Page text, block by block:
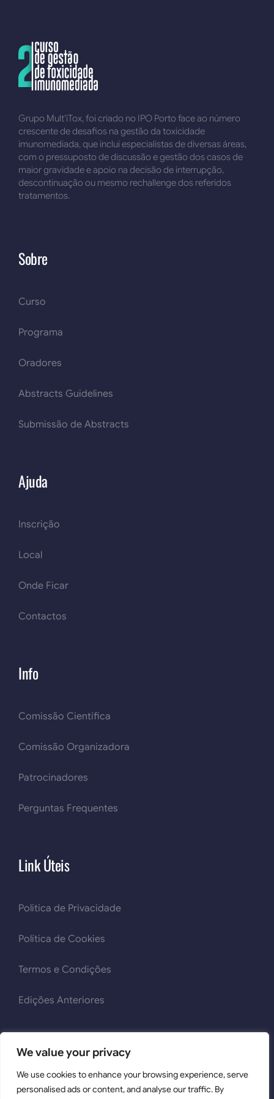
We value your privacy
We use cookies to enhance your browsing experience, serve
personalised ads or content, and analyse our traffic. By
Grupo Mult’iTox, foi criado no IPO Porto face ao número
crescente de desafios na gestão da toxicidade
imunomediada, que inclui especialistas de diversas áreas,
com o pressuposto de discussão e gestão dos casos de
maior gravidade e apoio na decisão de interrupção,
descontinuação ou mesmo rechallenge dos referidos
tratamentos.
Sobre
Curso
Programa
Oradores
Abstracts Guidelines
Submissão de Abstracts
Ajuda
Inscrição
Local
Onde Ficar
Contactos
Info
Comissão Científica
Comissão Organizadora
Patrocinadores
Perguntas Frequentes
Link Úteis
Politica de Privacidade
Política de Cookies
Termos e Condições
Edições Anteriores
2026 © Mult'iTox | Todos os Direitos Reservados | Powered
by